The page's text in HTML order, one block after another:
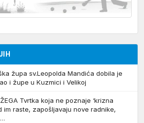
župa sv.Leopolda Mandića dobila je
i župe u Kuzmici i Velikoj
Tvrtka koja ne poznaje ‘krizna
im raste, zapošljavaju nove radnike,